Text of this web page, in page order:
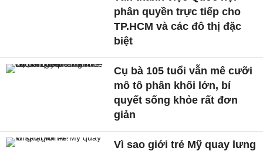
phân quyền trực tiếp cho
TP.HCM và các đô thị đặc
biệt
Cụ bà 105 tuổi vẫn mê cưỡi
mô tô phân khối lớn, bí
quyết sống khỏe rất đơn
giản
Vì sao giới trẻ Mỹ quay lưng